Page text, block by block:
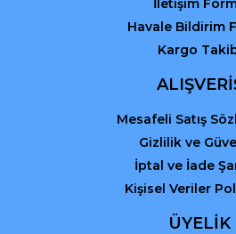
Gönder
İletişim
Havale Bildirim
Kargo
Mesafeli Satış
Gizlilik ve
İptal ve İade
Kişisel Veriler
ÜYELİK